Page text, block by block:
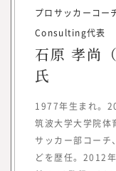
2022年7月に
き方やキャリ
らいワークス
ィア『
ショナル人材
ての情報を提
同時に、フリ
ロフェッショ
ての調査・研
プロサッカーコ
Consulting代表
石原 孝尚
氏
1977年生まれ。
筑波大学大学院体
サッカー部コーチ
どを歴任。2012